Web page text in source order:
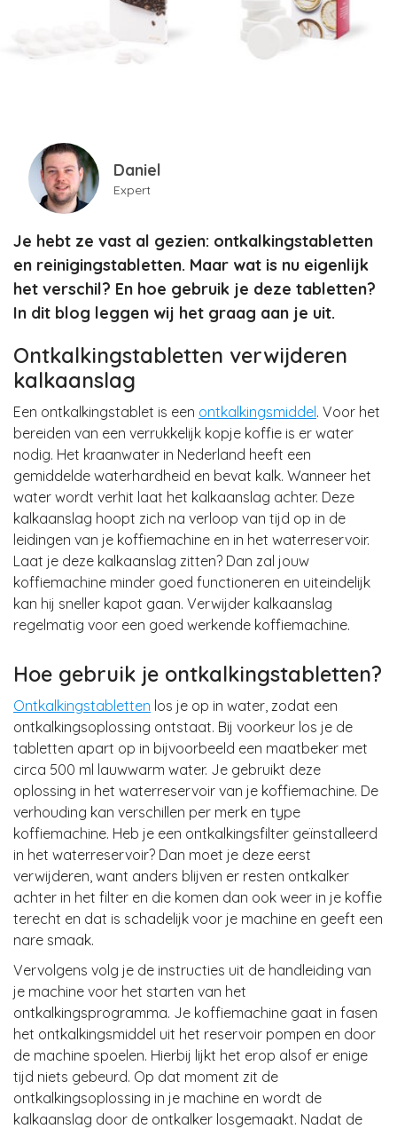
Daniel
Expert
Je hebt ze vast al gezien: ontkalkingstabletten
en reinigingstabletten. Maar wat is nu eigenlijk
het verschil? En hoe gebruik je deze tabletten?
In dit blog leggen wij het graag aan je uit.
Ontkalkingstabletten verwijderen
kalkaanslag
Een ontkalkingstablet is een ontkalkingsmiddel. Voor het
bereiden van een verrukkelijk kopje koffie is er water
nodig. Het kraanwater in Nederland heeft een
gemiddelde waterhardheid en bevat kalk. Wanneer het
water wordt verhit laat het kalkaanslag achter. Deze
kalkaanslag hoopt zich na verloop van tijd op in de
leidingen van je koffiemachine en in het waterreservoir.
Laat je deze kalkaanslag zitten? Dan zal jouw
koffiemachine minder goed functioneren en uiteindelijk
kan hij sneller kapot gaan. Verwijder kalkaanslag
regelmatig voor een goed werkende koffiemachine.
Hoe gebruik je ontkalkingstabletten?
Ontkalkingstabletten los je op in water, zodat een
ontkalkingsoplossing ontstaat. Bij voorkeur los je de
tabletten apart op in bijvoorbeeld een maatbeker met
circa 500 ml lauwwarm water. Je gebruikt deze
oplossing in het waterreservoir van je koffiemachine. De
verhouding kan verschillen per merk en type
koffiemachine. Heb je een ontkalkingsfilter geïnstalleerd
in het waterreservoir? Dan moet je deze eerst
verwijderen, want anders blijven er resten ontkalker
achter in het filter en die komen dan ook weer in je koffie
terecht en dat is schadelijk voor je machine en geeft een
nare smaak.
Vervolgens volg je de instructies uit de handleiding van
je machine voor het starten van het
ontkalkingsprogramma. Je koffiemachine gaat in fasen
het ontkalkingsmiddel uit het reservoir pompen en door
de machine spoelen. Hierbij lijkt het erop alsof er enige
tijd niets gebeurd. Op dat moment zit de
ontkalkingsoplossing in je machine en wordt de
kalkaanslag door de ontkalker losgemaakt. Nadat de